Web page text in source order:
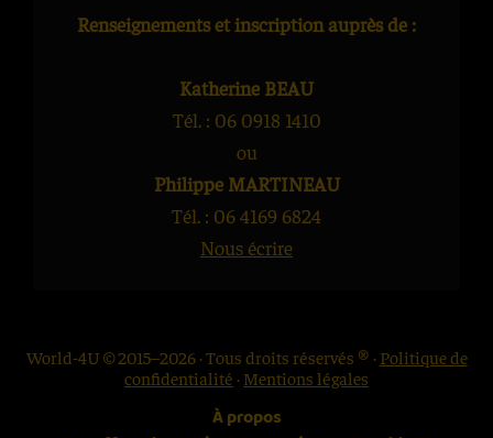
Renseignements et inscription auprès de :
Katherine BEAU
Tél. : 06 0918 1410
ou
Philippe MARTINEAU
Tél. : 06 4169 6824
Nous écrire
World-4U © 2015–2026 · Tous droits réservés ® · Politique de
confidentialité · Mentions légales
À propos